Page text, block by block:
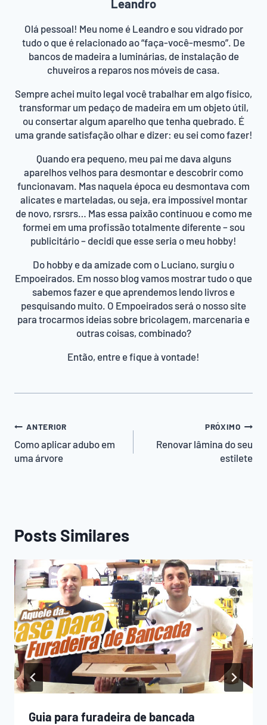
Leandro
Olá pessoal! Meu nome é Leandro e sou vidrado por
tudo o que é relacionado ao “faça-você-mesmo”. De
bancos de madeira a luminárias, de instalação de
chuveiros a reparos nos móveis de casa.
Sempre achei muito legal você trabalhar em algo físico,
transformar um pedaço de madeira em um objeto útil,
ou consertar algum aparelho que tenha quebrado. É
uma grande satisfação olhar e dizer: eu sei como fazer!
Quando era pequeno, meu pai me dava alguns
aparelhos velhos para desmontar e descobrir como
funcionavam. Mas naquela época eu desmontava com
alicates e marteladas, ou seja, era impossível montar
de novo, rsrsrs… Mas essa paixão continuou e como me
formei em uma profissão totalmente diferente – sou
publicitário – decidi que esse seria o meu hobby!
Do hobby e da amizade com o Luciano, surgiu o
Empoeirados. Em nosso blog vamos mostrar tudo o que
sabemos fazer e que aprendemos lendo livros e
pesquisando muito. O Empoeirados será o nosso site
para trocarmos ideias sobre bricolagem, marcenaria e
outras coisas, combinado?
Então, entre e fique à vontade!
Navegação
de
Post
ANTERIOR
Como aplicar adubo em
uma árvore
PRÓXIMO
Renovar lâmina do seu
estilete
Posts Similares
Guia para furadeira de bancada